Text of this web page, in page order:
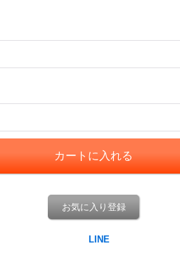
お気に入り登録